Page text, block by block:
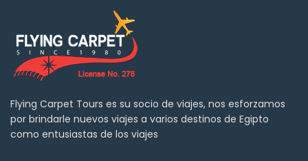
Flying Carpet Tours es su socio de viajes, nos esforzamos
por brindarle nuevos viajes a varios destinos de Egipto
como entusiastas de los viajes